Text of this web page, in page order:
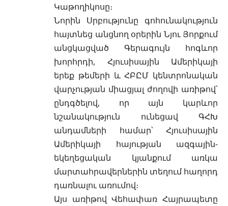
Կաթողիկոսը։
Նորին Սրբությունը գոհունակություն
հայտնեց անցնող օրերին Նյու Յորքում
անցկացված Գերագույն հոգևոր
խորհրդի, Հյուսիսային Ամերիկայի
երեք թեմերի և ՀԲԸՄ կենտրոնական
վարչության միացյալ ժողովի առիթով՝
ընդգծելով, որ այն կարևոր
նշանակություն ունեցավ ԳՀԽ
անդամների համար՝ Հյուսիսային
Ամերիկայի հայության ազգային-
եկեղեցական կյանքում առկա
մարտահրավերներին տեղում հաղորդ
դառնալու առումով։
Այս առիթով Վեհափառ Հայրապետը